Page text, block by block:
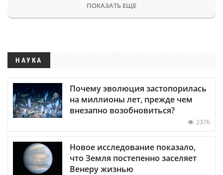
ПОКАЗАТЬ ЕЩЕ
НАУКА
Почему эволюция застопорилась
на миллионы лет, прежде чем
внезапно возобновиться?
2376
Новое исследование показало,
что Земля постепенно заселяет
Венеру жизнью